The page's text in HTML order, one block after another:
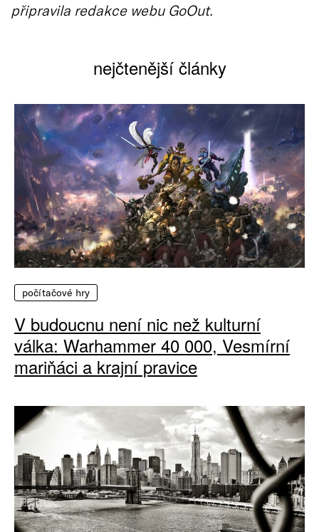
připravila redakce webu GoOut.
nejčtenější články
počítačové hry
V budoucnu není nic než kulturní
válka: Warhammer 40 000, Vesmírní
mariňáci a krajní pravice